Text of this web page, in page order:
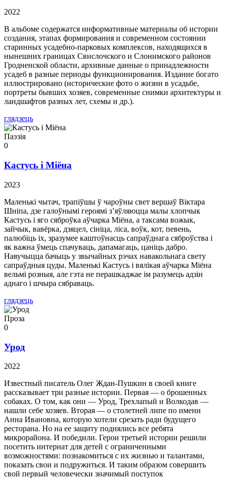
2022
В альбоме содержатся информативные материалы об истории
создания, этапах формирования и современном состоянии
старинных усадебно-парковых комплексов, находящихся в
нынешних границах Свислочского и Слонимского районов
Гродненской области, архивные данные о принадлежности
усадеб в разные периоды функционирования. Издание богато
иллюстрировано (исторические фото о жизни в усадьбе,
портреты бывших хозяев, современные снимки архитектуры и
ландшафтов разных лет, схемы и др.).
глядзець
Паэзія
0
Кастусь і Міёна
2023
Маленькі чытач, трапіўшы ў чароўны свет вершаў Віктара
Шніпа, дзе галоўнымі героямі з’яўляюцца малы хлопчык
Кастусь і яго сяброўка аўчарка Міёна, а таксама вожык,
зайчык, вавёрка, дзяцел, сініца, ліса, воўк, кот, певень,
палюбіць іх, зразумее каштоўнасць сапраўднага сяброўства і
як важна ўмець спачуваць, дапамагаць, цаніць дабро.
Навучыцца бачыць у звычайных рэчах навакольнага свету
сапраўдныя цуды. Маленькі Кастусь і вялікая аўчарка Міёна
вельмі розныя, але гэта не перашкаджае ім разумець адзін
аднаго і шчыра сябраваць.
глядзець
Проза
0
Урод
2022
Известный писатель Олег Ждан-Пушкин в своей книге
рассказывает три разные истории. Первая — о брошенных
собаках. О том, как они — Урод, Трехлапый и Волкодав —
нашли себе хозяев. Вторая — о столетней липе по имени
Анна Ивановна, которую хотели срезать ради будущего
ресторана. Но на ее защиту поднялись все ребята
микрорайона. И победили. Герои третьей истории решили
посетить интернат для детей с ограниченными
возможностями: познакомиться с их жизнью и талантами,
показать свои и подружиться. И таким образом совершить
свой первый человечески значимый поступок